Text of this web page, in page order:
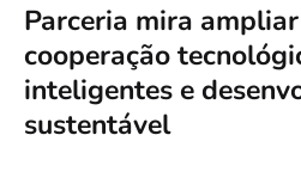
Parceria mira
cooperação
inteligentes e
sustentável